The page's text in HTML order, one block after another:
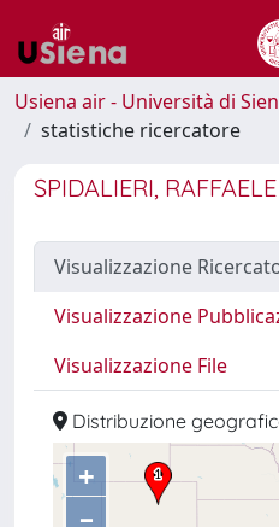
Usiena air - Università di
statistiche ricercatore
SPIDALIERI, RAFFAELE
Visualizzazione
Visualizzazione
Visualizzazione File
Distribuzione
+
–